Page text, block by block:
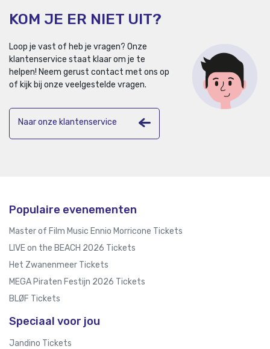
KOM JE ER NIET UIT?
Loop je vast of heb je vragen? Onze
klantenservice staat klaar om je te
helpen! Neem gerust contact met ons op
of kijk bij onze veelgestelde vragen.
Naar onze klantenservice
Populaire evenementen
Master of Film Music Ennio Morricone Tickets
LIVE on the BEACH 2026 Tickets
Het Zwanenmeer Tickets
MEGA Piraten Festijn 2026 Tickets
BLØF Tickets
Speciaal voor jou
Jandino Tickets